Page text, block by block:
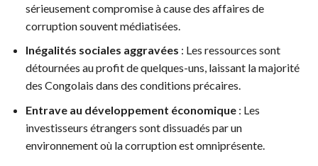
sérieusement compromise à cause des affaires de
corruption souvent médiatisées.
Inégalités sociales aggravées : Les ressources sont
détournées au profit de quelques-uns, laissant la majorité
des Congolais dans des conditions précaires.
Entrave au développement économique: Les
investisseurs étrangers sont dissuadés par un
environnement où la corruption est omniprésente.